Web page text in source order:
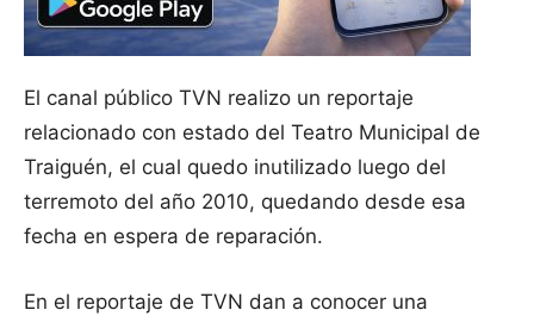
El canal público TVN realizo un reportaje
relacionado con estado del Teatro Municipal de
Traiguén, el cual quedo inutilizado luego del
terremoto del año 2010, quedando desde esa
fecha en espera de reparación.
En el reportaje de TVN dan a conocer una